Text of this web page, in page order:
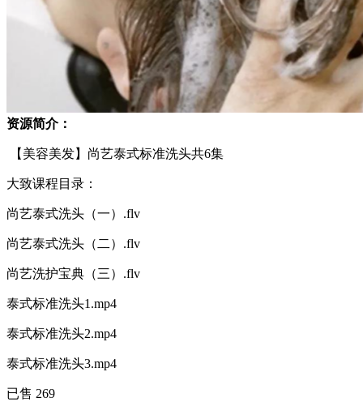
资源简介：
【美容美发】尚艺泰式标准洗头共6集
大致课程目录：
尚艺泰式洗头（一）.flv
尚艺泰式洗头（二）.flv
尚艺洗护宝典（三）.flv
泰式标准洗头1.mp4
泰式标准洗头2.mp4
泰式标准洗头3.mp4
已售 269